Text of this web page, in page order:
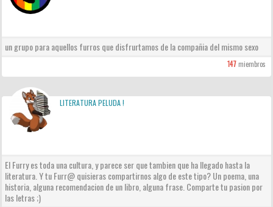
un grupo para aquellos furros que disfrurtamos de la compañia del mismo sexo
147miembros
LITERATURA PELUDA !
El Furry es toda una cultura, y parece ser que tambien que ha llegado hasta la
literatura. Y tu Furr@ quisieras compartirnos algo de este tipo? Un poema, una
historia, alguna recomendacion de un libro, alguna frase. Comparte tu pasion por
las letras ;)